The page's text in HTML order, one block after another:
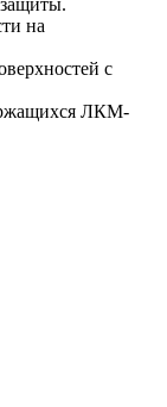
на
с
ЛКМ-